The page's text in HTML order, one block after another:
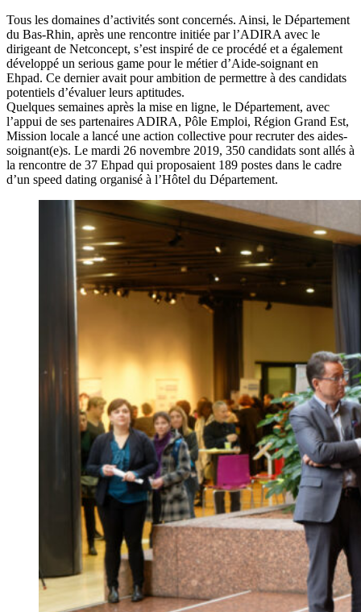
Tous les domaines d’activités sont concernés. Ainsi, le Département
du Bas-Rhin, après une rencontre initiée par l’ADIRA avec le
dirigeant de Netconcept, s’est inspiré de ce procédé et a également
développé un serious game pour le métier d’Aide-soignant en
Ehpad. Ce dernier avait pour ambition de permettre à des candidats
potentiels d’évaluer leurs aptitudes.
Quelques semaines après la mise en ligne, le Département, avec
l’appui de ses partenaires ADIRA, Pôle Emploi, Région Grand Est,
Mission locale a lancé une action collective pour recruter des aides-
soignant(e)s. Le mardi 26 novembre 2019, 350 candidats sont allés à
la rencontre de 37 Ehpad qui proposaient 189 postes dans le cadre
d’un speed dating organisé à l’Hôtel du Département.